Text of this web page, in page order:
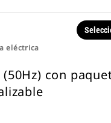
eléctrica
(50Hz) con